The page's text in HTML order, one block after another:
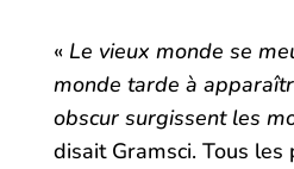
« Le vieux monde se
monde tarde à
obscur surgissent les
disait Gramsci. Tous